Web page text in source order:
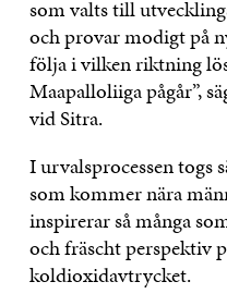
som valts till
och provar modigt på
följa i vilken riktning
Maapalloliiga pågår”,
vid Sitra.
I urvalsprocessen togs
som kommer nära
inspirerar så många
och fräscht perspektiv
koldioxidavtrycket.